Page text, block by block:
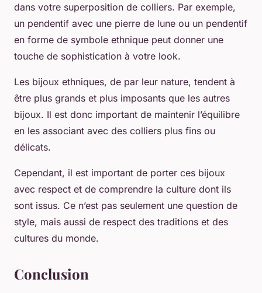
dans votre superposition de colliers. Par exemple,
un pendentif avec une pierre de lune ou un pendentif
en forme de symbole ethnique peut donner une
touche de sophistication à votre look.
Les bijoux ethniques, de par leur nature, tendent à
être plus grands et plus imposants que les autres
bijoux. Il est donc important de maintenir l’équilibre
en les associant avec des colliers plus fins ou
délicats.
Cependant, il est important de porter ces bijoux
avec respect et de comprendre la culture dont ils
sont issus. Ce n’est pas seulement une question de
style, mais aussi de respect des traditions et des
cultures du monde.
Conclusion